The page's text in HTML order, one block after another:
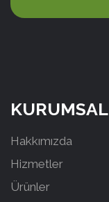
KURUMSAL
Hakkımızda
Hizmetler
Ürünler